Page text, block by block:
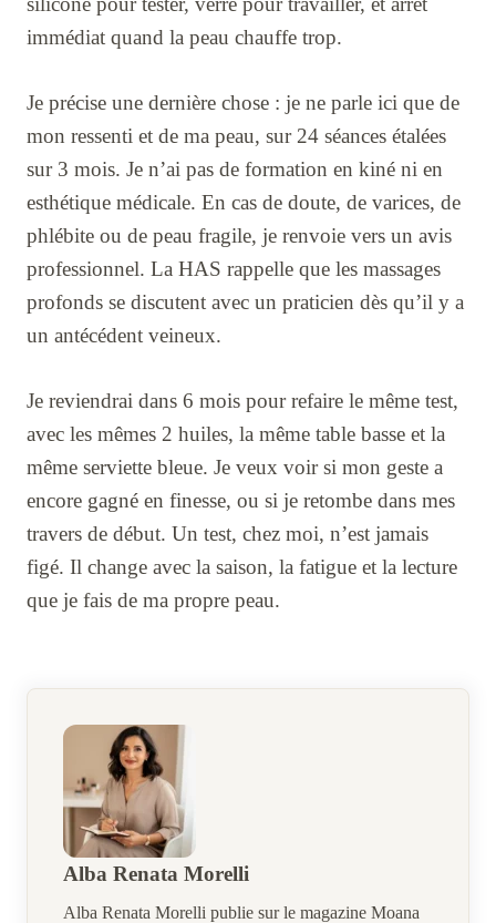
immédiat quand la peau chauffe trop.
Je précise une dernière chose : je ne parle ici que de
mon ressenti et de ma peau, sur 24 séances étalées
sur 3 mois. Je n’ai pas de formation en kiné ni en
esthétique médicale. En cas de doute, de varices, de
phlébite ou de peau fragile, je renvoie vers un avis
professionnel. La HAS rappelle que les massages
profonds se discutent avec un praticien dès qu’il y a
un antécédent veineux.
Je reviendrai dans 6 mois pour refaire le même test,
avec les mêmes 2 huiles, la même table basse et la
même serviette bleue. Je veux voir si mon geste a
encore gagné en finesse, ou si je retombe dans mes
travers de début. Un test, chez moi, n’est jamais
figé. Il change avec la saison, la fatigue et la lecture
que je fais de ma propre peau.
Alba Renata Morelli
Alba Renata Morelli publie sur le magazine Moana